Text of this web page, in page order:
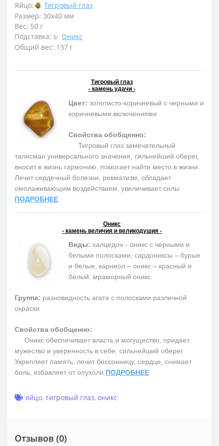
Яйцо:
Тигровый глаз
Размер: 30х40 мм
Вес: 50 г
Подставка:
Оникс
Общий вес: 137 г
Тигровый глаз
- камень удачи -
Цвет: золотисто-коричневый с черными и
коричневыми включениями
Свойства обобщенно:
Тигровый глаз замечательный
талисман универсального значения, сильнейший оберег,
вносит в жизнь гармонию, помогает найти место в жизни.
Лечит сердечный болезни, ревматизм, обладает
омолаживающим воздействием, увеличивает силы
ПОДРОБНЕЕ
Оникс
- камень величия и великодушия -
Виды: халцедон - оникс с черными и
белыми полосками, сардониксы – бурые
и белые, карнеол – оникс – красный и
белый. мраморный оникс
Группа: разновидность агата с полосками различной
окраски
Свойства обобщенно:
Оникс обеспечивает власть и могущество, придает
мужество и уверенность в себе, сильнейший оберег.
Укрепляет память, лечит бессонницу, сердце, снимает
боль, избавляет от опухоли ПОДРОБНЕЕ
яйцо, тигровый глаз, оникс
Отзывов (0)